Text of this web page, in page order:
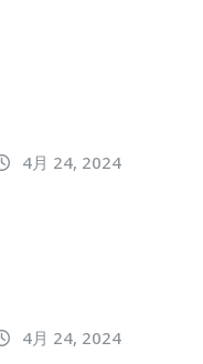
4月 24, 2024
4月 24, 2024